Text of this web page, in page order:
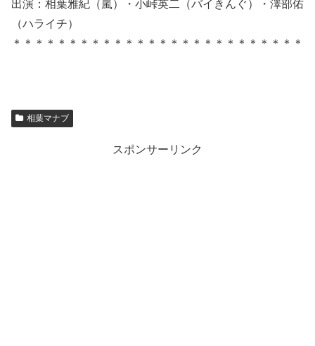
出演：相葉雅紀（嵐）・小峠英二（バイきんぐ）・澤部佑
（ハライチ）
＊＊＊＊＊＊＊＊＊＊＊＊＊＊＊＊＊＊＊＊＊＊＊＊＊＊
相葉マナブ
スポンサーリンク